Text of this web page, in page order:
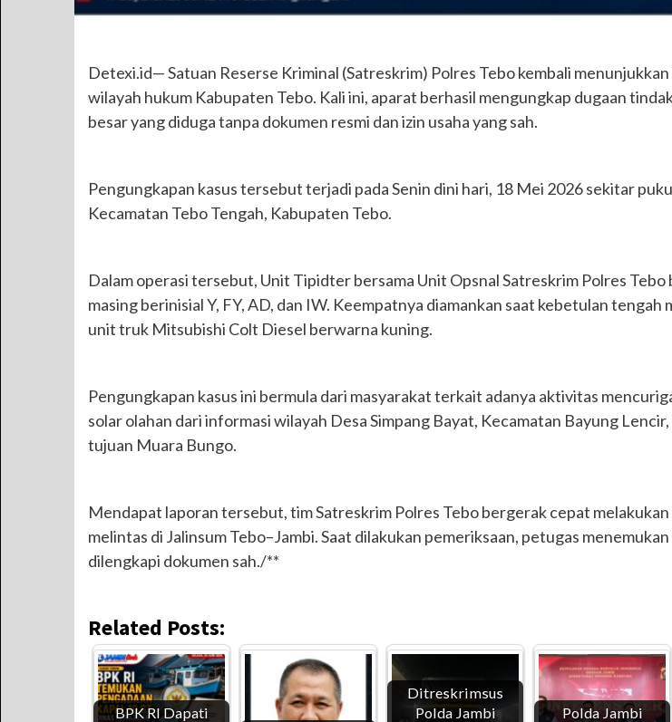
Detexi.id— Satuan Reserse Kriminal (Satreskrim) Polres Tebo kembali
wilayah hukum Kabupaten Tebo. Kali ini, aparat berhasil mengungkap dugaan
besar yang diduga tanpa dokumen resmi dan izin usaha yang sah.
Pengungkapan kasus tersebut terjadi pada Senin dini hari, 18 Mei 2026 sekitar
Kecamatan Tebo Tengah, Kabupaten Tebo.
Dalam operasi tersebut, Unit Tipidter bersama Unit Opsnal Satreskrim Polres
masing berinisial Y, FY, AD, dan IW. Keempatnya diamankan saat kebetulan
unit truk Mitsubishi Colt Diesel berwarna kuning.
Pengungkapan kasus ini bermula dari masyarakat terkait adanya aktivitas
solar olahan dari informasi wilayah Desa Simpang Bayat, Kecamatan Bayung
tujuan Muara Bungo.
Mendapat laporan tersebut, tim Satreskrim Polres Tebo bergerak cepat
melintas di Jalinsum Tebo–Jambi. Saat dilakukan pemeriksaan, petugas
dilengkapi dokumen sah./**
Related Posts:
BPK RI Dapati
Ditreskrimsus
Polda Jambi
Polda Jambi